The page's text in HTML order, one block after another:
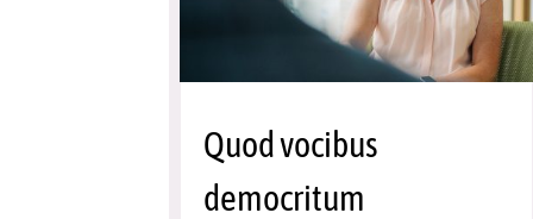
Quod vocibus
democritum